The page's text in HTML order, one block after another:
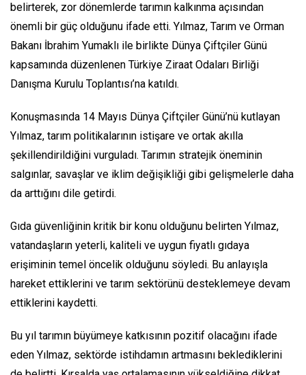
belirterek, zor dönemlerde tarımın kalkınma açısından
önemli bir güç olduğunu ifade etti. Yılmaz, Tarım ve Orman
Bakanı İbrahim Yumaklı ile birlikte Dünya Çiftçiler Günü
kapsamında düzenlenen Türkiye Ziraat Odaları Birliği
Danışma Kurulu Toplantısı’na katıldı.
Konuşmasında 14 Mayıs Dünya Çiftçiler Günü’nü kutlayan
Yılmaz, tarım politikalarının istişare ve ortak akılla
şekillendirildiğini vurguladı. Tarımın stratejik öneminin
salgınlar, savaşlar ve iklim değişikliği gibi gelişmelerle daha
da arttığını dile getirdi.
Gıda güvenliğinin kritik bir konu olduğunu belirten Yılmaz,
vatandaşların yeterli, kaliteli ve uygun fiyatlı gıdaya
erişiminin temel öncelik olduğunu söyledi. Bu anlayışla
hareket ettiklerini ve tarım sektörünü desteklemeye devam
ettiklerini kaydetti.
Bu yıl tarımın büyümeye katkısının pozitif olacağını ifade
eden Yılmaz, sektörde istihdamın artmasını beklediklerini